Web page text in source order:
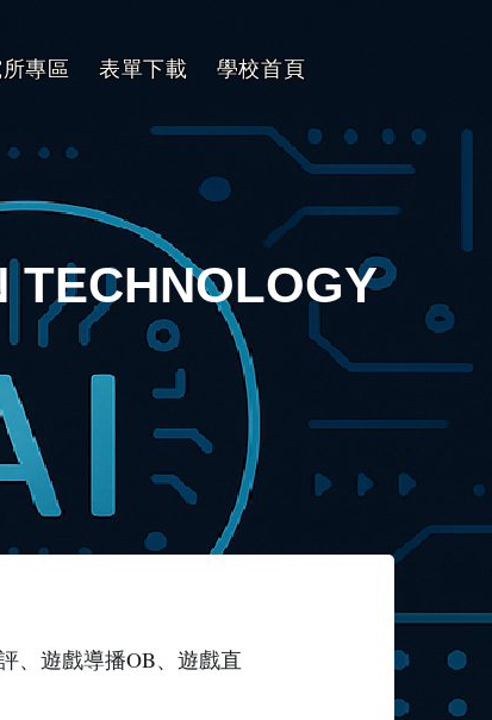
專區 表單下載 學校首頁
TECHNOLOGY
、遊戲導播OB、遊戲直